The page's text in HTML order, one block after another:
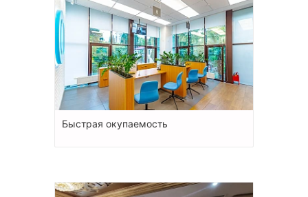
Быстрая окупаемость